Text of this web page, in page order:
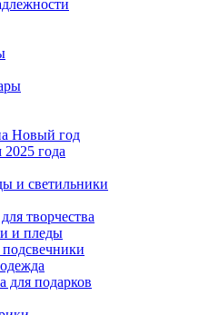
Новый год
года
и светильники
творчества
и пледы
для подарков